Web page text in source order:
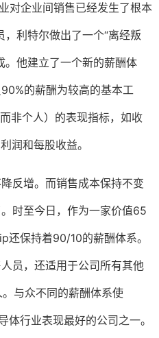
对企业间销售已经发生了根本
利特尔做出了一个“离经叛
他建立了一个新的薪酬体
的薪酬为较高的基本工
非个人）的表现指标，如收
润和每股收益。
反增。而销售成本保持不变
时至今日，作为一家价值65
保持着90/10的薪酬体系。
员，还适用于公司所有其他
与众不同的薪酬体系使
行业表现最好的公司之一。